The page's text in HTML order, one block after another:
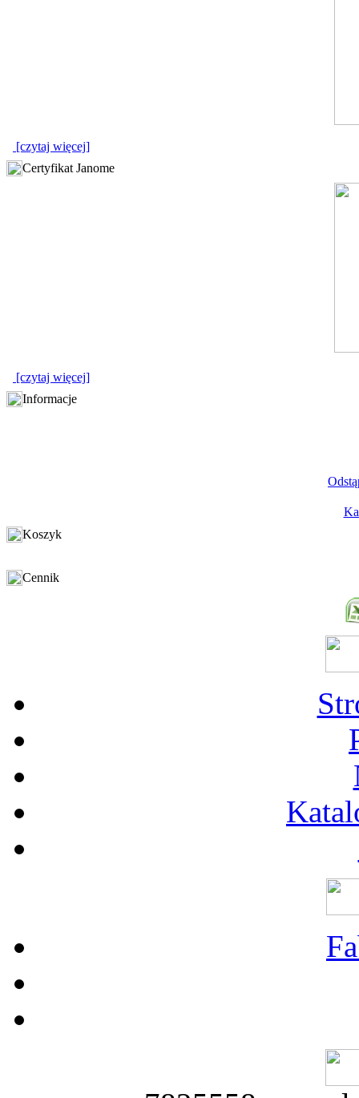
[czytaj więcej]
Certyfikat Janome
[czytaj więcej]
Informacje
Koszyk
Cennik